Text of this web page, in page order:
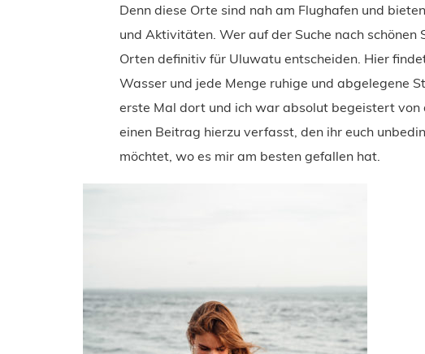
Denn diese Orte sind nah am Flughafen und
und Aktivitäten. Wer auf der Suche nach schönen
Orten definitiv für Uluwatu entscheiden. Hier
Wasser und jede Menge ruhige und abgelegene
erste Mal dort und ich war absolut begeistert von
einen Beitrag hierzu verfasst, den ihr euch
möchtet, wo es mir am besten gefallen hat.